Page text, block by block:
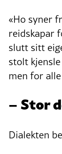
«Ho syner
reidskapar
slutt sitt
stolt
men for
– Stor
Dialekten